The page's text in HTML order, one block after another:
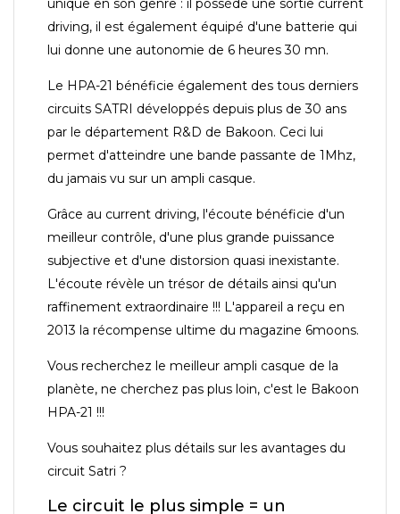
driving, il est également équipé d'une batterie qui
lui donne une autonomie de 6 heures 30 mn.
Le HPA-21 bénéficie également des tous derniers
circuits SATRI développés depuis plus de 30 ans
par le département R&D de Bakoon. Ceci lui
permet d'atteindre une bande passante de 1Mhz,
du jamais vu sur un ampli casque.
Grâce au current driving, l'écoute bénéficie d'un
meilleur contrôle, d'une plus grande puissance
subjective et d'une distorsion quasi inexistante.
L'écoute révèle un trésor de détails ainsi qu'un
raffinement extraordinaire !!! L'appareil a reçu en
2013 la récompense ultime du magazine 6moons.
Vous recherchez le meilleur ampli casque de la
planète, ne cherchez pas plus loin, c'est le Bakoon
HPA-21 !!!
Vous souhaitez plus détails sur les avantages du
circuit Satri ?
Le circuit le plus simple = un